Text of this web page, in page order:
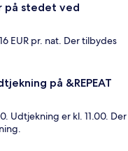
på stedet ved
EUR pr. nat. Der tilbydes
på &REPEAT
Udtjekning er kl. 11.00. Der